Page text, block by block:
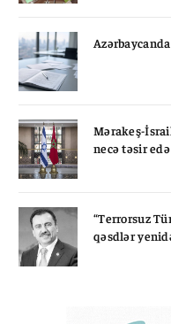
Mərakeş-
necə təsir
“Terrorsuz
qəsdlər